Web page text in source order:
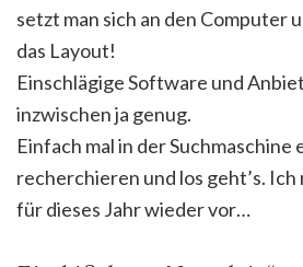
setzt man sich an den Computer
das Layout!
Einschlägige Software und
inzwischen ja genug.
Einfach mal in der Suchmaschine
recherchieren und los geht’s. Ich
für dieses Jahr wieder vor…